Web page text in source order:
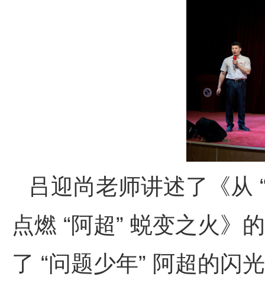
吕迎尚老师讲述了《
点燃 “阿超” 蜕变之火》
了 “问题少年” 阿超的闪